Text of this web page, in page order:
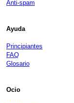
Anti-spam
Ayuda
Principiantes
FAQ
Glosario
Ocio